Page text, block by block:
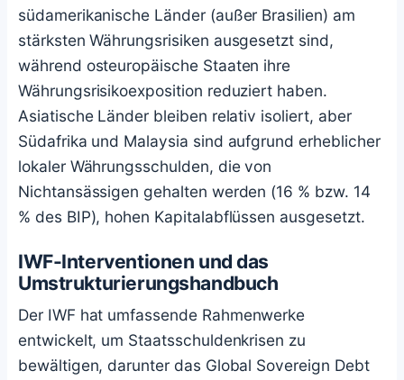
südamerikanische Länder (außer Brasilien) am
stärksten Währungsrisiken ausgesetzt sind,
während osteuropäische Staaten ihre
Währungsrisikoexposition reduziert haben.
Asiatische Länder bleiben relativ isoliert, aber
Südafrika und Malaysia sind aufgrund erheblicher
lokaler Währungsschulden, die von
Nichtansässigen gehalten werden (16 % bzw. 14
% des BIP), hohen Kapitalabflüssen ausgesetzt.
IWF-Interventionen und das
Umstrukturierungshandbuch
Der IWF hat umfassende Rahmenwerke
entwickelt, um Staatsschuldenkrisen zu
bewältigen, darunter das Global Sovereign Debt